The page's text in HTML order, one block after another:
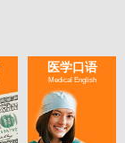
医学口语
Medical English